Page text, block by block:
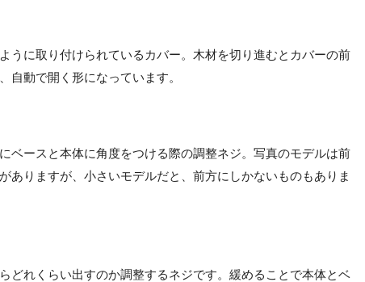
うに取り付けられているカバー。木材を切り進むとカバーの前
自動で開く形になっています。
ベースと本体に角度をつける際の調整ネジ。写真のモデルは前
ありますが、小さいモデルだと、前方にしかないものもありま
どれくらい出すのか調整するネジです。緩めることで本体とベ